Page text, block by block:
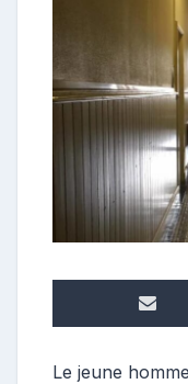
i
Le jeune